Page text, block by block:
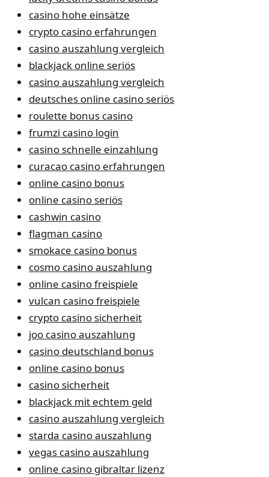
casino hohe einsätze
crypto casino erfahrungen
casino auszahlung vergleich
blackjack online seriös
casino auszahlung vergleich
deutsches online casino seriös
roulette bonus casino
frumzi casino login
casino schnelle einzahlung
curacao casino erfahrungen
online casino bonus
online casino seriös
cashwin casino
flagman casino
smokace casino bonus
cosmo casino auszahlung
online casino freispiele
vulcan casino freispiele
crypto casino sicherheit
joo casino auszahlung
casino deutschland bonus
online casino bonus
casino sicherheit
blackjack mit echtem geld
casino auszahlung vergleich
starda casino auszahlung
vegas casino auszahlung
online casino gibraltar lizenz